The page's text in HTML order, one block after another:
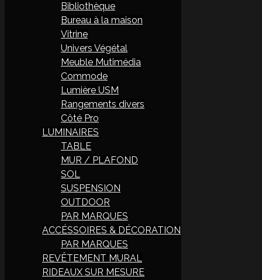
Bibliothèque
Bureau à la maison
Vitrine
Univers Végétal
Meuble Mutimédia
Commode
Lumière USM
Rangements divers
Côté Pro
LUMINAIRES
TABLE
MUR / PLAFOND
SOL
SUSPENSION
OUTDOOR
PAR MARQUES
ACCÉSSOIRES & DÉCORATION
PAR MARQUES
REVÊTEMENT MURAL
RIDEAUX SUR MESURE